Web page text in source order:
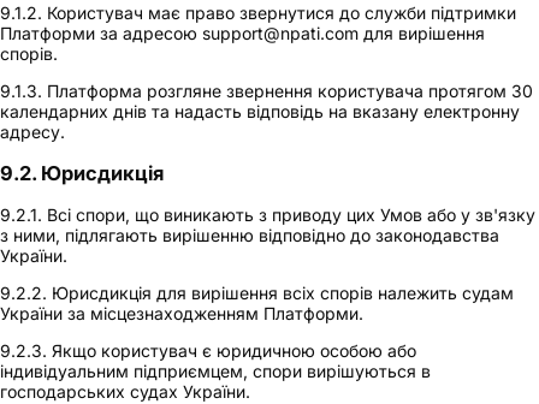
9.1.2. Користувач має право звернутися до служби підтримки
Платформи за адресою support@npati.com для вирішення
спорів.
9.1.3. Платформа розгляне звернення користувача протягом 30
календарних днів та надасть відповідь на вказану електронну
адресу.
9.2. Юрисдикція
9.2.1. Всі спори, що виникають з приводу цих Умов або у зв'язку
з ними, підлягають вирішенню відповідно до законодавства
України.
9.2.2. Юрисдикція для вирішення всіх спорів належить судам
України за місцезнаходженням Платформи.
9.2.3. Якщо користувач є юридичною особою або
індивідуальним підприємцем, спори вирішуються в
господарських судах України.